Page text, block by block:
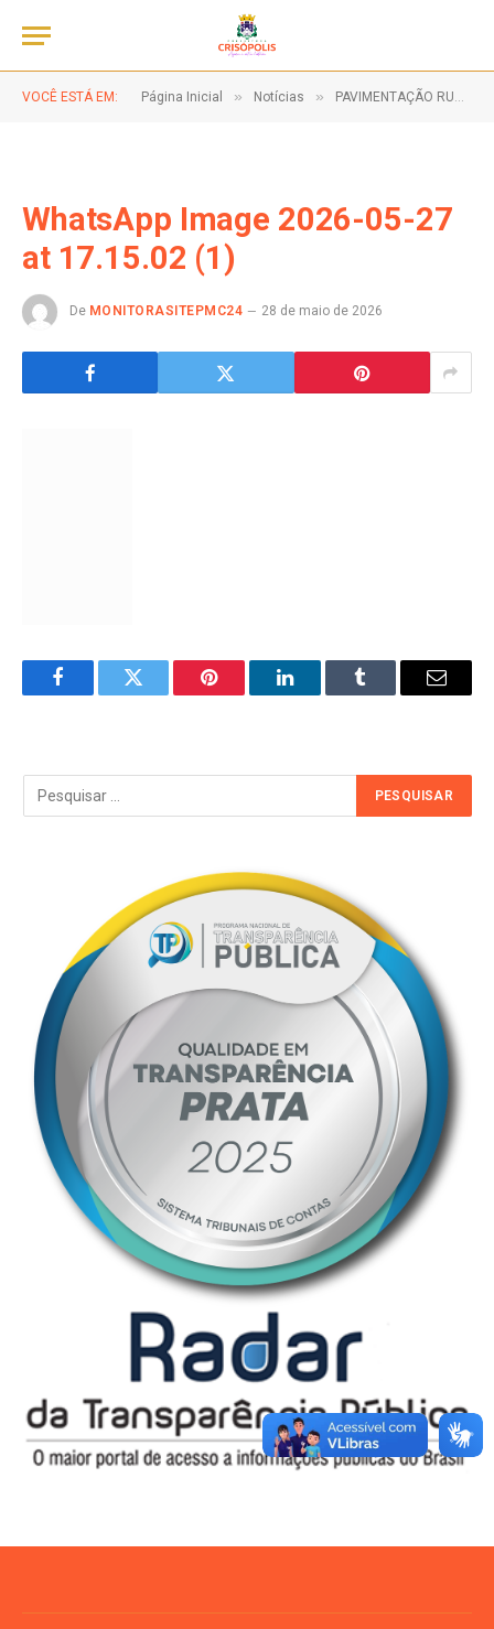
VOCÊ ESTÁ EM: Página Inicial » Notícias » PAVIMENTAÇÃO RUA JOSÉ MENEZES EM ANDAMENTO!
WhatsApp Image 2026-05-27
at 17.15.02 (1)
De MONITORASITEPMC24 28 de maio de 2026
FacebookTwitter Pinterest LinkedInTumblr Email